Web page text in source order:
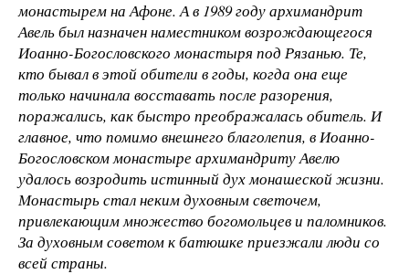
монастырем на Афоне. А в 1989 году архимандрит
Авель был назначен наместником возрождающегося
Иоанно-Богословского монастыря под Рязанью. Те,
кто бывал в этой обители в годы, когда она еще
только начинала восставать после разорения,
поражались, как быстро преображалась обитель. И
главное, что помимо внешнего благолепия, в Иоанно-
Богословском монастыре архимандриту Авелю
удалось возродить истинный дух монашеской жизни.
Монастырь стал неким духовным светочем,
привлекающим множество богомольцев и паломников.
За духовным советом к батюшке приезжали люди со
всей страны.